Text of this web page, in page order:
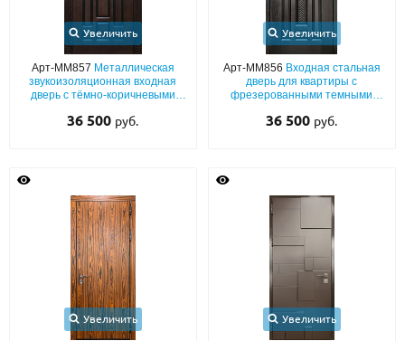
Увеличить
Арт-ММ857 Металлическая
звукоизоляционная входная
дверь с тёмно-коричневыми
фрезерованием
36 500 руб.
Увеличить
Арт-ММ856 Входная стальная
дверь для квартиры с
фрезерованными темными
шумоизоляцией)
36 500 руб.
Увеличить Увеличить